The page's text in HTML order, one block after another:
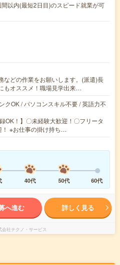
以内(最短2日目)のスピード就業が可
などの作業をお願いします。(派遣)長
もオススメ！職場見学出来…
クOK / パソコンスキル不要 / 英語力不
OK！】〇未経験大歓迎！〇フリータ
※お仕事の掛け持ち…
40代 50代 60代
へ進む 詳しく見る
会社テクノ・サービス